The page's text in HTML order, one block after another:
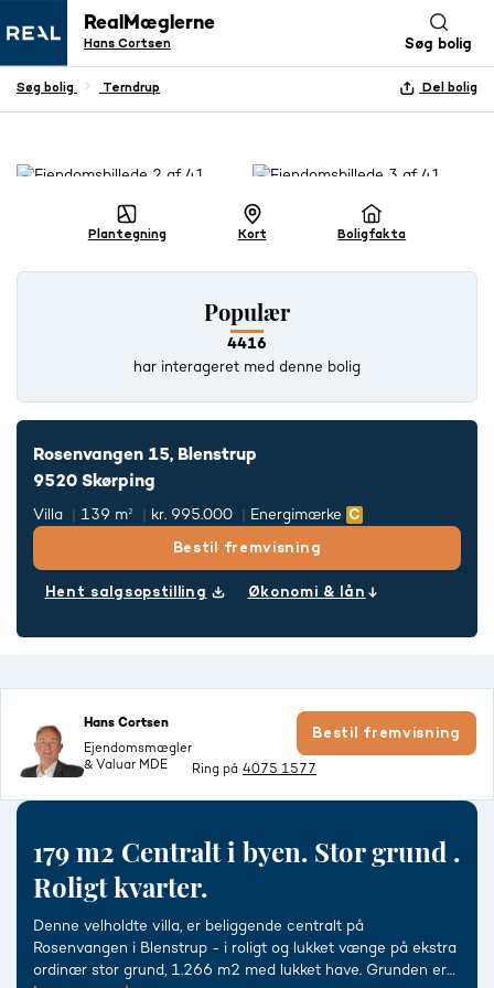
RealMæglerne
Hans Cortsen Søg bolig
Søg bolig Terndrup Del bolig
+ 40 BILLEDER
Boligfakta
Plantegning Kort
Populær
4416
har interageret med denne bolig
Rosenvangen 15, Blenstrup
9520 Skørping
Villa 139 m² kr. 995.000 Energimærke
Bestil fremvisning
Hent salgsopstilling Økonomi & lån
Hans Cortsen
Ejendomsmægler
& Valuar MDE
Bestil fremvisning
Ring på 4075 1577
179 m2 Centralt i byen. Stor grund .
Roligt kvarter.
Denne velholdte villa, er beliggende centralt på
Rosenvangen i Blenstrup - i roligt og lukket vænge på ekstra
ordinær stor grund, 1.266 m2 med lukket have. Grunden er